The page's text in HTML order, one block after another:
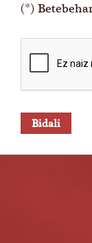
(*)
Bidali